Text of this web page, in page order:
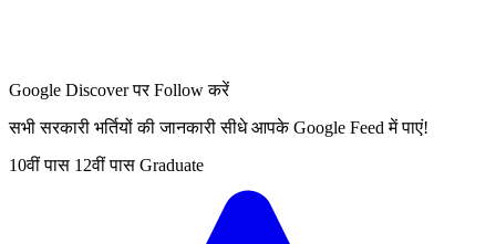
Google Discover पर Follow करें
सभी सरकारी भर्तियों की जानकारी सीधे आपके Google Feed में पाएं!
10वीं पास 12वीं पास Graduate